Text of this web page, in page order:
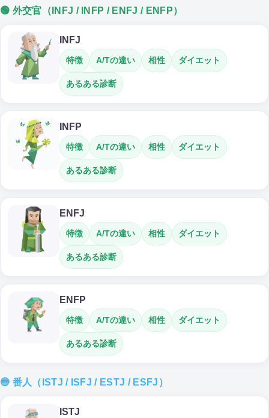
🟢 外交官（INFJ / INFP / ENFJ / ENFP）
INFJ
特徴 A/Tの違い 相性 ダイエット
あるある診断
INFP
特徴 A/Tの違い 相性 ダイエット
あるある診断
ENFJ
特徴 A/Tの違い 相性 ダイエット
あるある診断
ENFP
特徴 A/Tの違い 相性 ダイエット
あるある診断
🔵 番人（ISTJ / ISFJ / ESTJ / ESFJ）
ISTJ